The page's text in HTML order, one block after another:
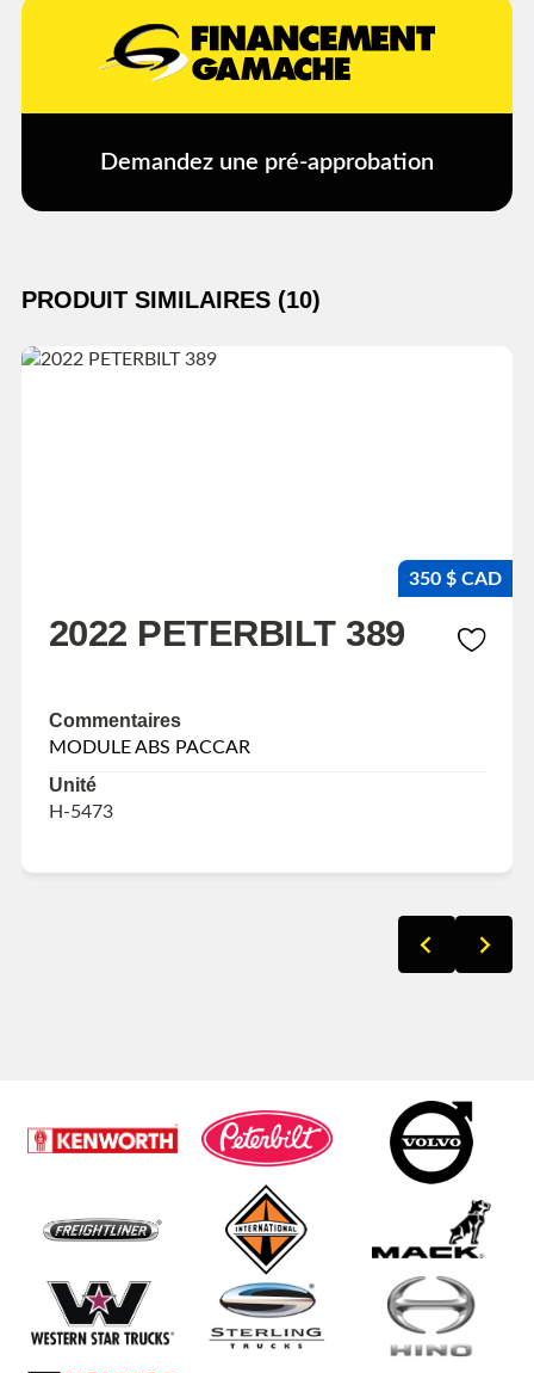
Demandez une pré-approbation
PRODUIT SIMILAIRES (10)
350 $ CAD
2022 PETERBILT 389
Commentaires
MODULE ABS PACCAR
Unité
H-5473